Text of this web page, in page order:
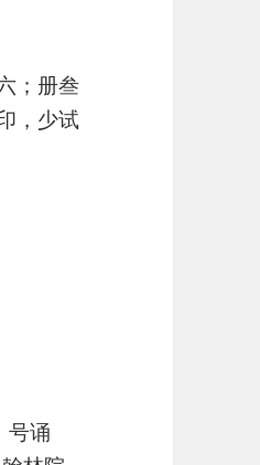
；册叁
，少试
号诵